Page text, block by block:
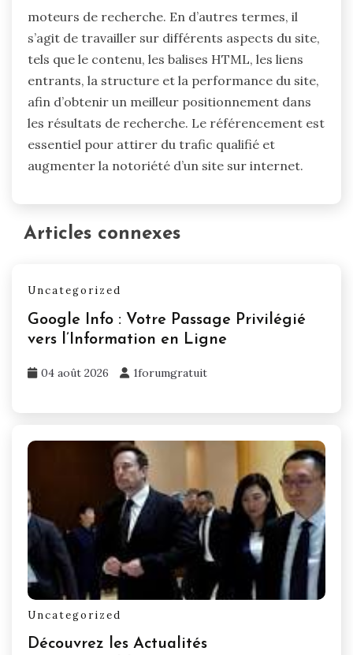
moteurs de recherche. En d’autres termes, il
s’agit de travailler sur différents aspects du site,
tels que le contenu, les balises HTML, les liens
entrants, la structure et la performance du site,
afin d’obtenir un meilleur positionnement dans
les résultats de recherche. Le référencement est
essentiel pour attirer du trafic qualifié et
augmenter la notoriété d’un site sur internet.
Articles connexes
Uncategorized
Google Info : Votre Passage Privilégié
vers l’Information en Ligne
04 août 2026 1forumgratuit
Uncategorized
Découvrez les Actualités